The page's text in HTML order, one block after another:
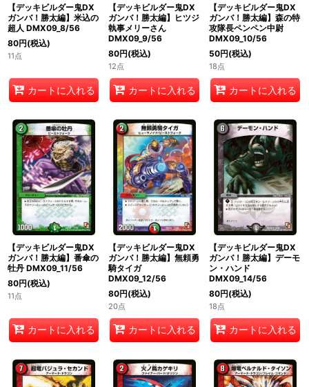
【デッキビルダー鬼DX
ガンバ！勝太編】米込の
超人 DMX09_8/56
80円(税込)
11点
カートに入れる
【デッキビルダー鬼DX
ガンバ！勝太編】ヒツジ
執事メリーさん
DMX09_9/56
80円(税込)
12点
カートに入れる
【デッキビルダー鬼DX
ガンバ！勝太編】森の特
攻隊長ペンペン中尉
DMX09_10/56
50円(税込)
18点
カートに入れる
【デッキビルダー鬼DX
ガンバ！勝太編】番傘の
牡丹 DMX09_11/56
80円(税込)
11点
カートに入れる
【デッキビルダー鬼DX
ガンバ！勝太編】無頼勇
騎タイガ
DMX09_12/56
80円(税込)
20点
カートに入れる
【デッキビルダー鬼DX
ガンバ！勝太編】デーモ
ン・ハンド
DMX09_14/56
80円(税込)
18点
カートに入れる